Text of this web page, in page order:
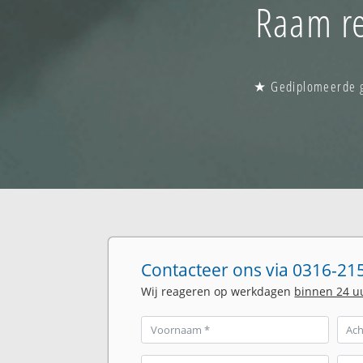
Raam
★ Gediplomeerde
Contacteer ons via 0316-
Wij reageren op werkdagen binnen 24